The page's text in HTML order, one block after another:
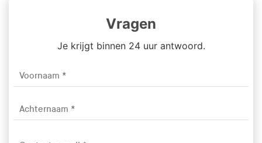
Vragen
Je krijgt binnen 24 uur antwoord.